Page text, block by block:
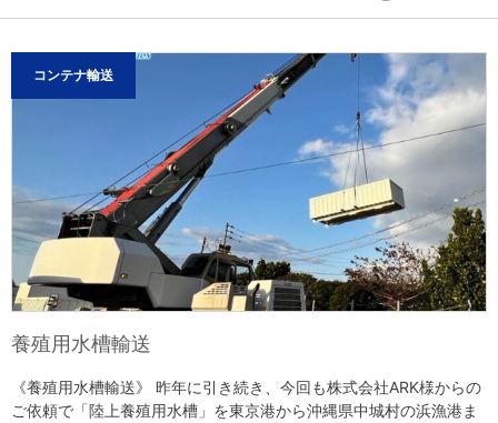
コンテナ輸送
養殖用水槽輸送
《養殖用水槽輸送》 昨年に引き続き、今回も株式会社ARK様からの
ご依頼で「陸上養殖用水槽」を東京港から沖縄県中城村の浜漁港ま